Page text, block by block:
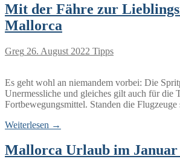
Mit der Fähre zur
Mallorca
Greg 26. August 2022 Tipps
Es geht wohl an niemandem vorbei: Die
Unermessliche und gleiches gilt auch für die
Fortbewegungsmittel. Standen die
Weiterlesen →
Mallorca Urlaub im